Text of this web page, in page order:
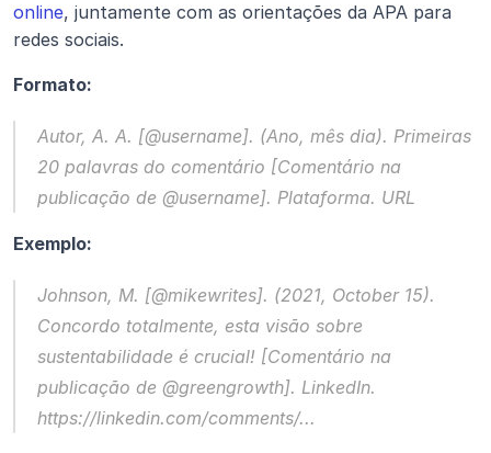
online, juntamente com as orientações da APA para
redes sociais.
Formato:
Autor, A. A. [@username]. (Ano, mês dia). Primeiras
20 palavras do comentário [Comentário na
publicação de @username]. Plataforma. URL
Exemplo:
Concordo totalmente, esta visão sobre
sustentabilidade é crucial! [Comentário na
publicação de @greengrowth]. LinkedIn.
https://linkedin.com/comments/...